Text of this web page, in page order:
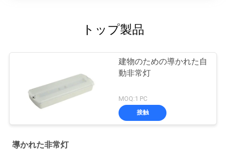
トップ製品
建物のための導かれた自
動非常灯
MOQ:1 PC
接触
導かれた非常灯